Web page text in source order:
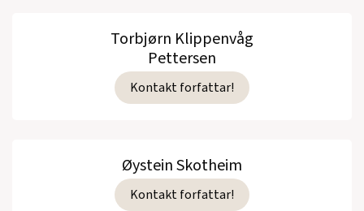
Torbjørn Klippenvåg
Pettersen
Kontakt forfattar!
Øystein Skotheim
Kontakt forfattar!